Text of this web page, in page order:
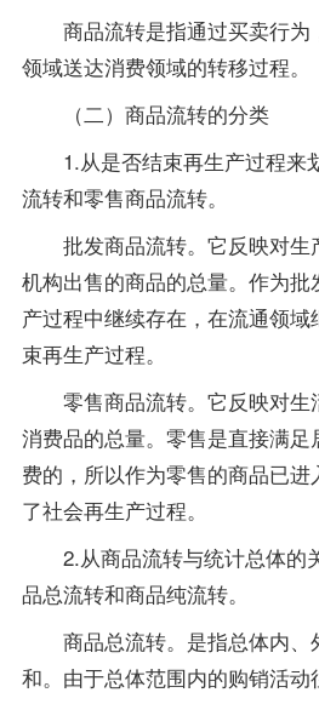
商品流转是指通过买卖行为
领域送达消费领域的转移过程。
（二）商品流转的分类
1.从是否结束再生产过程来
流转和零售商品流转。
批发商品流转。它反映对生
机构出售的商品的总量。作为
产过程中继续存在，在流通领
束再生产过程。
零售商品流转。它反映对生
消费品的总量。零售是直接满
费的，所以作为零售的商品已
了社会再生产过程。
2.从商品流转与统计总体的
品总流转和商品纯流转。
商品总流转。是指总体内、
和。由于总体范围内的购销活